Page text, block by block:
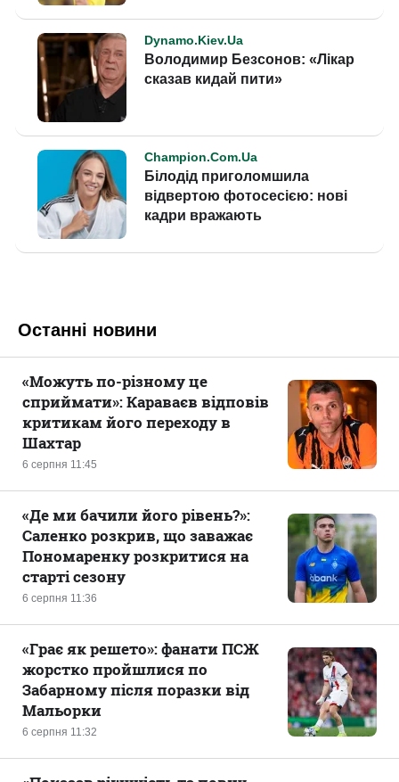
Останні новини
6 серпня 11:45
«Можуть по-різному це
сприймати»: Караваєв відповів
критикам його переходу в
Шахтар
6 серпня 11:36
«Де ми бачили його рівень?»:
Саленко розкрив, що заважає
Пономаренку розкритися на
старті сезону
6 серпня 11:32
«Грає як решето»: фанати ПСЖ
жорстко пройшлися по
Забарному після поразки від
Мальорки